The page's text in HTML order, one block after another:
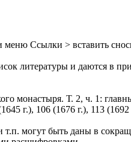
меню Ссылки > вставить
литературы и даются в
монастыря. Т. 2, ч. 1:
г.), 106 (1676 г.), 113 (1692
могут быть даны в